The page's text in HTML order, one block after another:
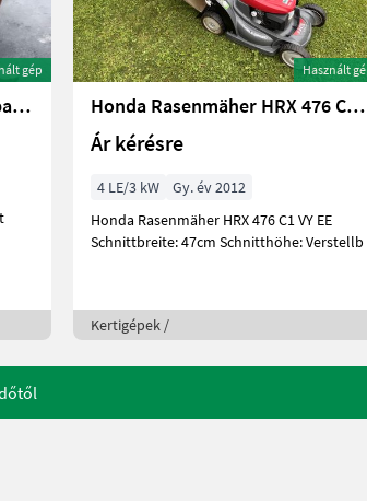
gép
Sonstige Polterschild Eigenbau 2m
Használt
Honda Rasenmäher HRX 476 C1 VYEE
Ár kérésre
4 LE/3 kW
Gy. év 2012
Honda Rasenmäher HRX 476 C1 VY EE
Schnittbreite: 47cm Schnitthöhe: Verstellb
Kertigépek /